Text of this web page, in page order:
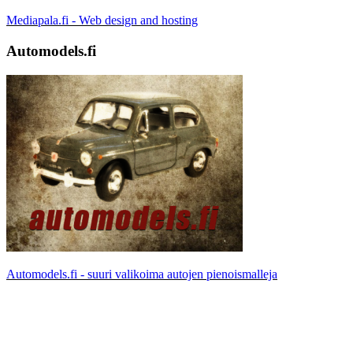
Mediapala.fi - Web design and hosting
Automodels.fi
Automodels.fi - suuri valikoima autojen pienoismalleja